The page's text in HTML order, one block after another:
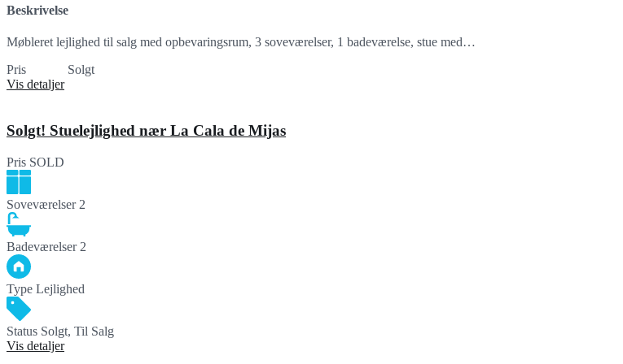
Beskrivelse
Møbleret lejlighed til salg med opbevaringsrum, 3 soveværelser, 1 badeværelse, stue med…
Pris
Solgt
Vis detaljer
Solgt! Stuelejlighed nær La Cala de Mijas
Pris SOLD
Soveværelser 2
Badeværelser 2
Type Lejlighed
Status Solgt, Til Salg
Vis detaljer